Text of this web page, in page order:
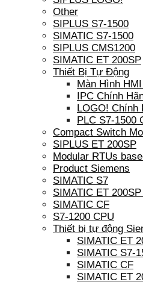
Other
SIPLUS S7-1500
SIMATIC S7-1500
SIPLUS CMS1200
SIMATIC ET 200SP
Thiết Bị Tự Động
Màn Hình
IPC Chính
LOGO! Chính
PLC S7-1500
Compact Switch
SIPLUS ET 200SP
Modular RTUs
Product Siemens
SIMATIC S7
SIMATIC ET
SIMATIC CF
S7-1200 CPU
Thiết bị tự động
SIMATIC ET
SIMATIC S7-
SIMATIC CF
SIMATIC ET